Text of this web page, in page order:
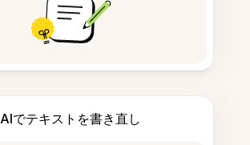
AIでテキストを書き直し